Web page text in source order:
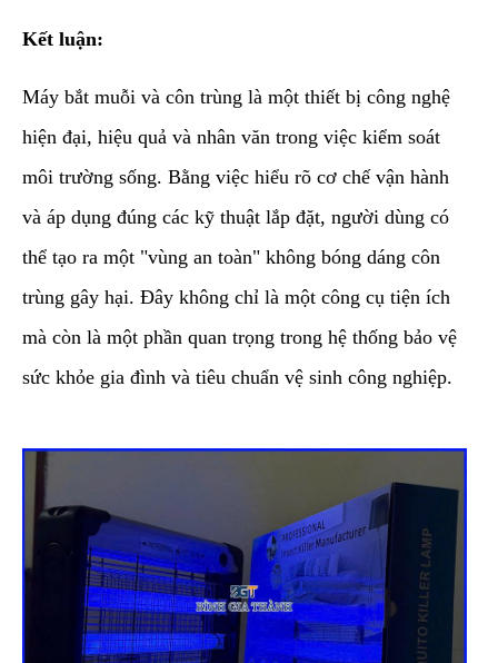
Kết luận:
​Máy bắt muỗi và côn trùng là một thiết bị công nghệ
hiện đại, hiệu quả và nhân văn trong việc kiểm soát
môi trường sống. Bằng việc hiểu rõ cơ chế vận hành
và áp dụng đúng các kỹ thuật lắp đặt, người dùng có
thể tạo ra một "vùng an toàn" không bóng dáng côn
trùng gây hại. Đây không chỉ là một công cụ tiện ích
mà còn là một phần quan trọng trong hệ thống bảo vệ
sức khỏe gia đình và tiêu chuẩn vệ sinh công nghiệp.